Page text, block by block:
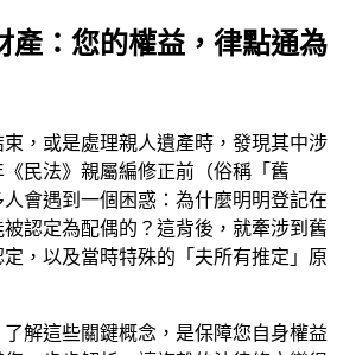
產：您的權益，律點通為
，或是處理親人遺產時，發現其中涉
民法》親屬編修正前（俗稱「舊
會遇到一個困惑：為什麼明明登記在
認定為配偶的？這背後，就牽涉到舊
，以及當時特殊的「夫所有推定」原
解這些關鍵概念，是保障您自身權益